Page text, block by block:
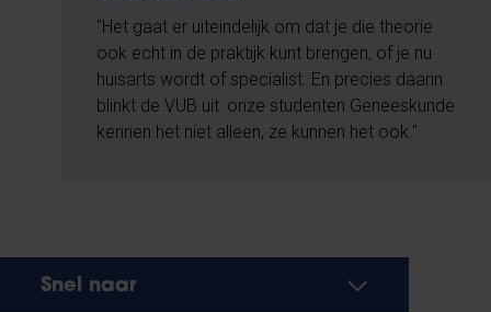
"Het gaat er uiteindelijk om dat je die theorie
ook echt in de praktijk kunt brengen, of je nu
huisarts wordt of specialist. En precies daarin
blinkt de VUB uit: onze studenten Geneeskunde
kennen het niet alleen, ze kunnen het ook."
Snel naar